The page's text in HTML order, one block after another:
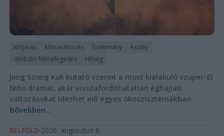
Időjárás Klímaváltozás Tudomány
Aszály
Globális felmelegedés
Hőség
Jong Szong Kuk kutató szerint a most kialakuló szuper-El
Niño drámai, akár visszafordíthatatlan éghajlati
változásokat idézhet elő egyes ökoszisztémákban.
Bővebben...
BELFÖLD 2026. augusztus 6.